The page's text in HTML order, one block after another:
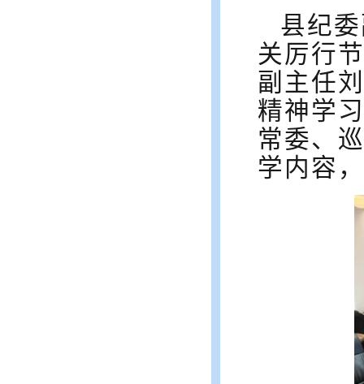
县纪
关厉行
副主任
精神学
常委、
学内容